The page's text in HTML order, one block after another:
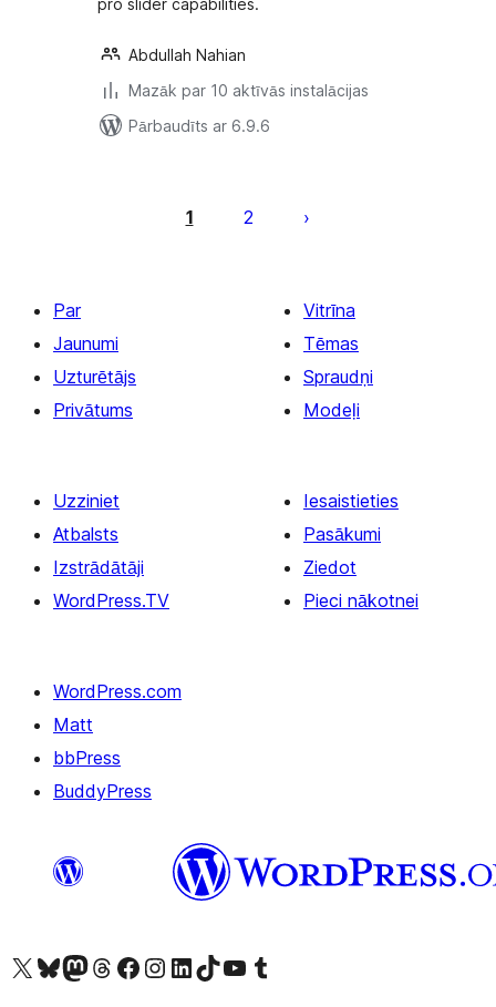
pro slider capabilities.
Abdullah Nahian
Mazāk par 10 aktīvās instalācijas
Pārbaudīts ar 6.9.6
numerācija
1 2
Par
Jaunumi
Uzturētājs
Privātums
Vitrīna
Tēmas
Spraudņi
Modeļi
Uzziniet
Atbalsts
Izstrādātāji
WordPress.TV
Iesaistieties
Pasākumi
Ziedot
Pieci nākotnei
WordPress.com
Matt
bbPress
BuddyPress
Apmeklējiet mūsu X (agrāk Twitter) kontu
Apmeklējiet mūsu Bluesky kontu
Apmeklējiet mūsu Mastodon kontu
Apmeklējiet mūsu Threads kontu
Apmeklējiet mūsu Facebook lapuApmeklējiet mūsu Instagram kontu
Apmeklējiet mūsu LinkedIn kontu
Apmeklējiet mūsu TikTok kontu
Apmeklējiet mūsu YouTube kanālu
Apmeklējiet mūsu Tumblr kontu